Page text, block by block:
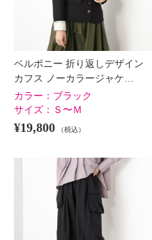
ベルポニー 折り返しデザイン
カフス ノーカラージャケ…
カラー： ブラック
サイズ： Ｓ〜Ｍ
¥19,800 （税込）